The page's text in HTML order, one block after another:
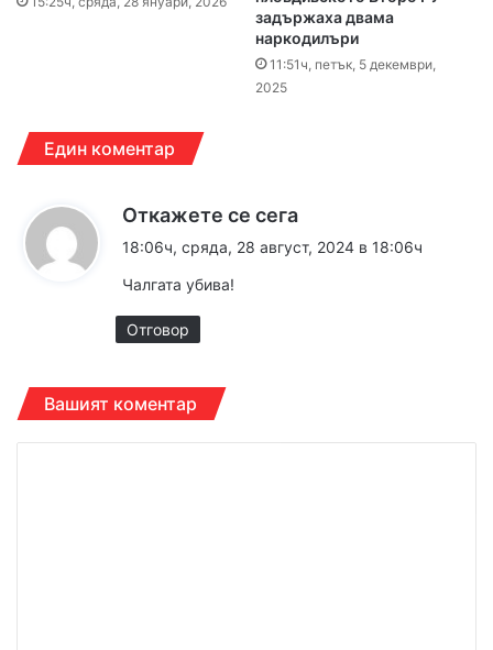
задържаха двама
наркодилъри
11:51ч, петък, 5 декември,
2025
Един коментар
Откажете се сега
18:06ч, сряда, 28 август, 2024 в 18:06ч
Чалгата убива!
Отговор
Вашият коментар